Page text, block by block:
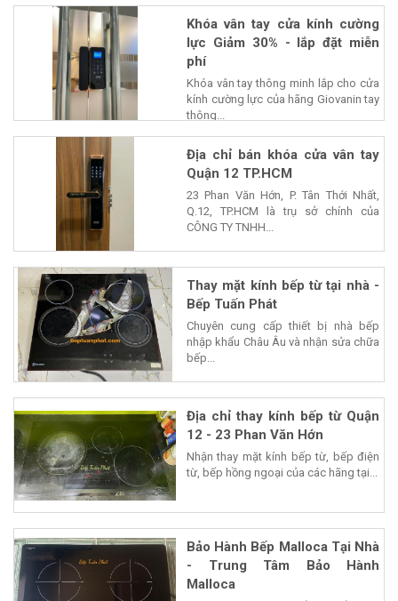
Khóa vân tay cửa kính cường
lực Giảm 30% - lắp đặt miễn
phí
Khóa vân tay thông minh lắp cho cửa
kính cường lực của hãng Giovanin tay
thông...
Địa chỉ bán khóa cửa vân tay
Quận 12 TP.HCM
23 Phan Văn Hớn, P. Tân Thới Nhất,
Q.12, TP.HCM là trụ sở chính của
CÔNG TY TNHH...
Thay mặt kính bếp từ tại nhà -
Bếp Tuấn Phát
Chuyên cung cấp thiết bị nhà bếp
nhập khẩu Châu Âu và nhận sửa chữa
bếp...
Địa chỉ thay kính bếp từ Quận
12 - 23 Phan Văn Hớn
Nhận thay mặt kính bếp từ, bếp điện
từ, bếp hồng ngoại của các hãng tại...
Bảo Hành Bếp Malloca Tại Nhà
- Trung Tâm Bảo Hành
Malloca